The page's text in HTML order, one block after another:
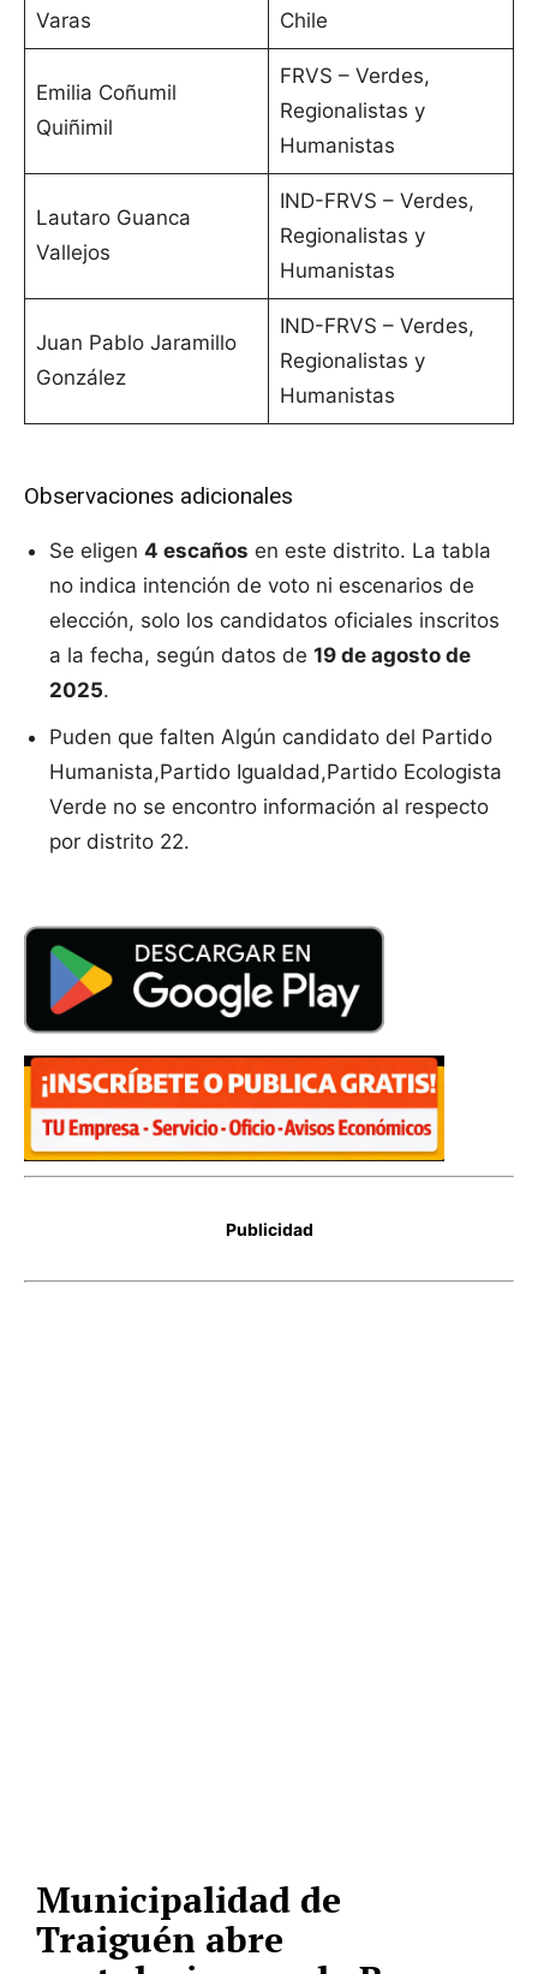
Varas
Chile
Emilia Coñumil
Quiñimil
FRVS – Verdes,
Regionalistas y
Humanistas
Lautaro Guanca
Vallejos
IND-FRVS – Verdes,
Regionalistas y
Humanistas
Juan Pablo Jaramillo
González
IND-FRVS – Verdes,
Regionalistas y
Humanistas
Observaciones adicionales
Se eligen 4 escaños en este distrito. La tabla
no indica intención de voto ni escenarios de
elección, solo los candidatos oficiales inscritos
a la fecha, según datos de 19 de agosto de
2025.
Puden que falten Algún candidato del Partido
Humanista,Partido Igualdad,Partido Ecologista
Verde no se encontro información al respecto
por distrito 22.
Publicidad